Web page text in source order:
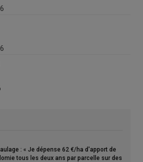
: « Je dépense 62 €/ha d'apport de
tous les deux ans par parcelle sur des